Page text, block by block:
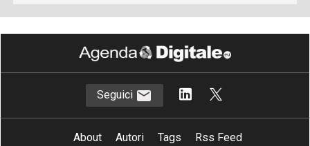
Seguici
About Autori Tags
Rss Feed